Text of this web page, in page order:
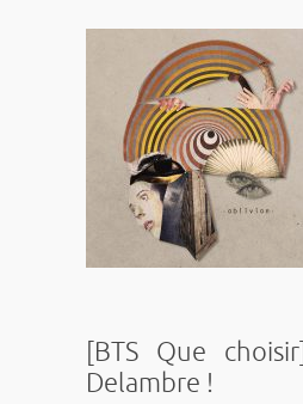
[BTS Que
Delambre !